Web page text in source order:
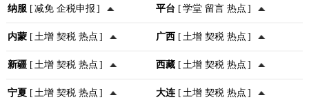
纳服 [ 减免 企税申报 ] 平台 [ 学堂 留言 热点 ]
内蒙 [ 土增 契税 热点 ] 广西 [ 土增 契税 热点 ]
新疆 [ 土增 契税 热点 ] 西藏 [ 土增 契税 热点 ]
宁夏 [ 土增 契税 热点 ] 大连 [ 土增 契税 热点 ]